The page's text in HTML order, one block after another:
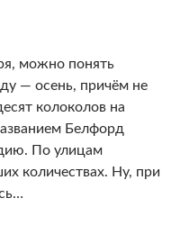
можно понять
— осень, причём не
колоколов на
Белфорд
По улицам
количествах. Ну, при